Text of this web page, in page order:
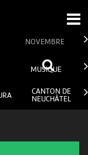
NOVEMBRE
MUSIQUE
CANTON DE
NEUCHÂTEL